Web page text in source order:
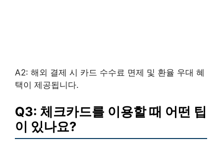
A2: 해외 결제 시 카드 수수료 면제 및 환율 우대 혜
택이 제공됩니다.
Q3: 체크카드를 이용할 때 어떤 팁
이 있나요?